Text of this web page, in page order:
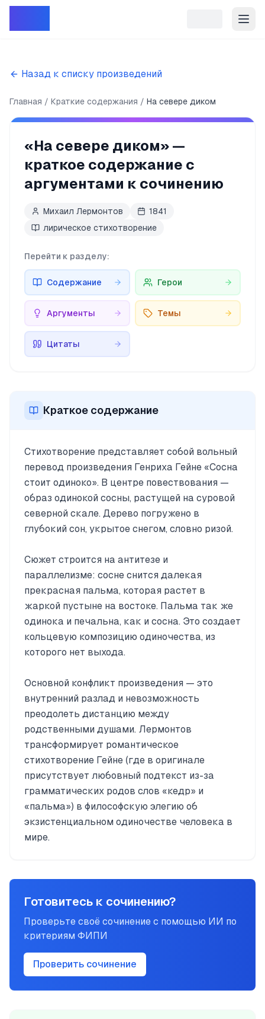
Назад к списку произведений
Главная Краткие содержания На севере диком
«На севере диком» —
краткое содержание с
аргументами к сочинению
Михаил Лермонтов
1841
лирическое стихотворение
Перейти к разделу:
Содержание Герои
Аргументы Темы
Цитаты
Краткое содержание
Стихотворение представляет собой вольный
перевод произведения Генриха Гейне «Сосна
стоит одиноко». В центре повествования —
образ одинокой сосны, растущей на суровой
северной скале. Дерево погружено в
глубокий сон, укрытое снегом, словно ризой.
Сюжет строится на антитезе и
параллелизме: сосне снится далекая
прекрасная пальма, которая растет в
жаркой пустыне на востоке. Пальма так же
одинока и печальна, как и сосна. Это создает
кольцевую композицию одиночества, из
которого нет выхода.
Основной конфликт произведения — это
внутренний разлад и невозможность
преодолеть дистанцию между
родственными душами. Лермонтов
трансформирует романтическое
стихотворение Гейне (где в оригинале
присутствует любовный подтекст из-за
грамматических родов слов «кедр» и
«пальма») в философскую элегию об
экзистенциальном одиночестве человека в
мире.
Готовитесь к сочинению?
Проверьте своё сочинение с помощью ИИ по
критериям ФИПИ
Проверить сочинение